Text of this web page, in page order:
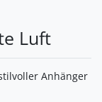
Luft
Anhänger